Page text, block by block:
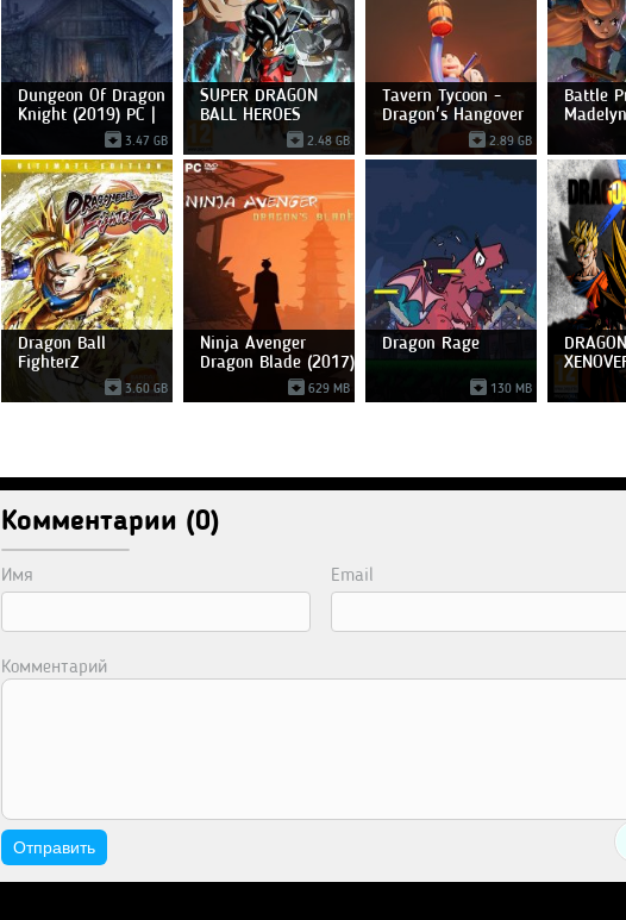
Dungeon Of Dragon
Knight (2019) PC |
3.47 GB
SUPER DRAGON
BALL HEROES
WORLD
2.48 GB
Tavern Tycoon -
Dragon's Hangover
2.89 GB
Battle
Dragon Ball
FighterZ
3.60 GB
Ninja Avenger
Dragon Blade (2017)
629 MB
Dragon Rage
130 MB
Комментарии (0)
Имя Email
Комментарий
Отправить